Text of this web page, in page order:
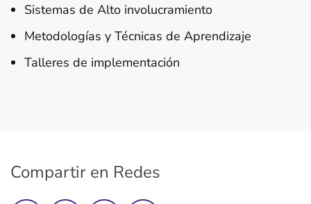
Sistemas de Alto involucramiento
Metodologías y Técnicas de Aprendizaje
Talleres de implementación
Compartir en Redes